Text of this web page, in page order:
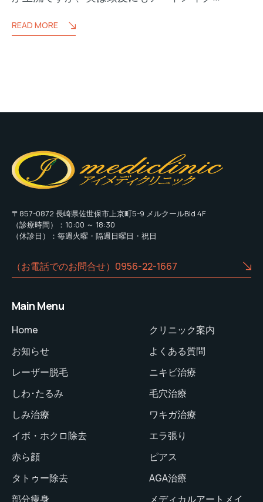
READ MORE
〒857-0872 長崎県佐世保市上京町5-9 メルクールBld 4F
（診療時間）：10:00 ～ 18:30
（休診日）：毎週火曜・隔週日曜日・祝日
（お電話でのお問合せ）0956-22-1667
Main Menu
Home
お知らせ
レーザー脱毛
しわ･たるみ
しみ治療
イボ・ホクロ除去
赤ら顔
タトゥー除去
部分痩身
クリニック案内
よくある質問
ニキビ治療
毛穴治療
ワキガ治療
エラ張り
ピアス
AGA治療
メディカルアートメイ